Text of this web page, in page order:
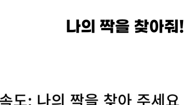
나의 짝을 찾아줘!